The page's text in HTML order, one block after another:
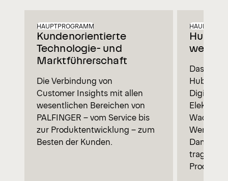
HAUPTPROGRAMM
Kundenorientierte
Technologie- und
Marktführerschaft
Die Verbindung von
Customer Insights mit allen
wesentlichen Bereichen von
PALFINGER – vom Service bis
zur Produktentwicklung – zum
Besten der Kunden.
Das
Damit